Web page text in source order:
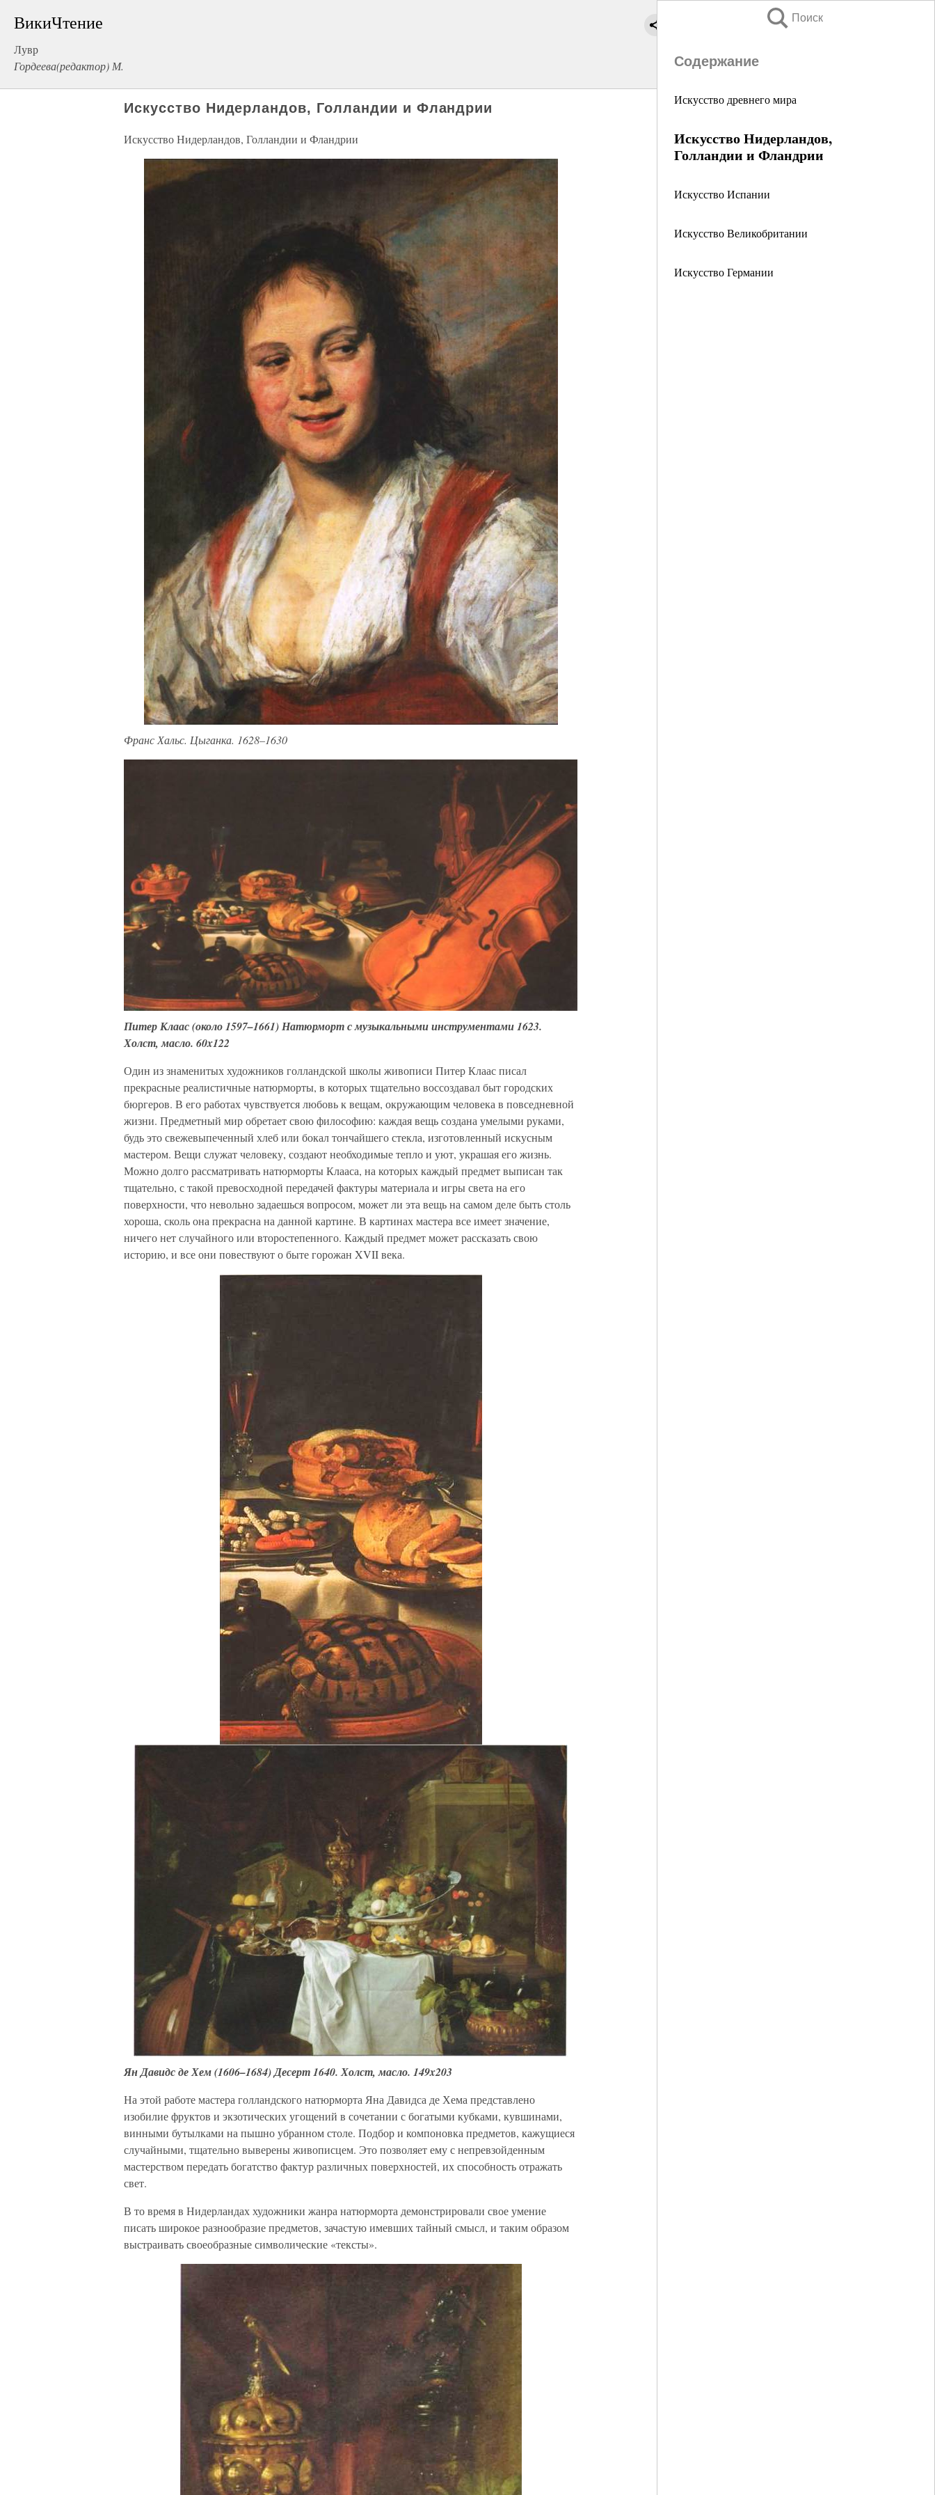
ВикиЧтение
Лувр
Гордеева(редактор) М.
Поиск
Содержание
Искусство древнего мира
Искусство Нидерландов,
Голландии и Фландрии
Искусство Испании
Искусство Великобритании
Искусство Германии
Искусство Нидерландов, Голландии и Фландрии
Искусство Нидерландов, Голландии и Фландрии
Франс Хальс. Цыганка. 1628–1630
Питер Клаас (около 1597–1661) Натюрморт с музыкальными инструментами 1623.
Холст, масло. 60x122
Один из знаменитых художников голландской школы живописи Питер Клаас писал
прекрасные реалистичные натюрморты, в которых тщательно воссоздавал быт городских
бюргеров. В его работах чувствуется любовь к вещам, окружающим человека в повседневной
жизни. Предметный мир обретает свою философию: каждая вещь создана умелыми руками,
будь это свежевыпеченный хлеб или бокал тончайшего стекла, изготовленный искусным
мастером. Вещи служат человеку, создают необходимые тепло и уют, украшая его жизнь.
Можно долго рассматривать натюрморты Клааса, на которых каждый предмет выписан так
тщательно, с такой превосходной передачей фактуры материала и игры света на его
поверхности, что невольно задаешься вопросом, может ли эта вещь на самом деле быть столь
хороша, сколь она прекрасна на данной картине. В картинах мастера все имеет значение,
ничего нет случайного или второстепенного. Каждый предмет может рассказать свою
историю, и все они повествуют о быте горожан XVII века.
Ян Давидс де Хем (1606–1684) Десерт 1640. Холст, масло. 149x203
На этой работе мастера голландского натюрморта Яна Давидса де Хема представлено
изобилие фруктов и экзотических угощений в сочетании с богатыми кубками, кувшинами,
винными бутылками на пышно убранном столе. Подбор и компоновка предметов, кажущиеся
случайными, тщательно выверены живописцем. Это позволяет ему с непревзойденным
мастерством передать богатство фактур различных поверхностей, их способность отражать
свет.
В то время в Нидерландах художники жанра натюрморта демонстрировали свое умение
писать широкое разнообразие предметов, зачастую имевших тайный смысл, и таким образом
выстраивать своеобразные символические «тексты».